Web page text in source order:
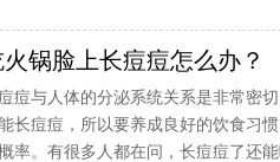
火锅脸上长痘痘怎么办？
痘与人体的分泌系统关系是非常密
长痘痘，所以要养成良好的饮食习
率。有很多人都在问，长痘痘了还